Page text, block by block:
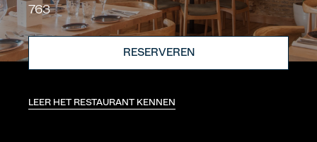
763
RESERVEREN
LEER HET RESTAURANT KENNEN